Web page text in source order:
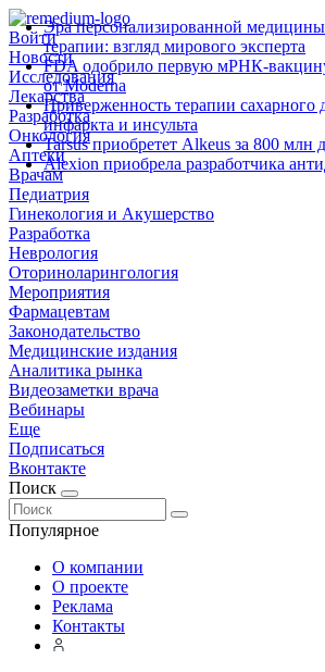
Войти
Новости
Исследования
Лекарства
Разработка
Онкология
Аптеки
Врачам
Педиатрия
Гинекология и Акушерство
Разработка
Неврология
Оториноларингология
Мероприятия
Фармацевтам
Законодательство
Медицинские издания
Аналитика рынка
Видеозаметки врача
Вебинары
Еще
Подписаться
Вконтакте
Поиск
Популярное
Эра персонализированной
терапии: взгляд мирового эксперта
FDA одобрило первую
от Moderna
Приверженность терапии сахарного
инфаркта и инсульта
Tarsus приобретет Alkeus за 800
Alexion приобрела разработчика
О компании
О проекте
Реклама
Контакты